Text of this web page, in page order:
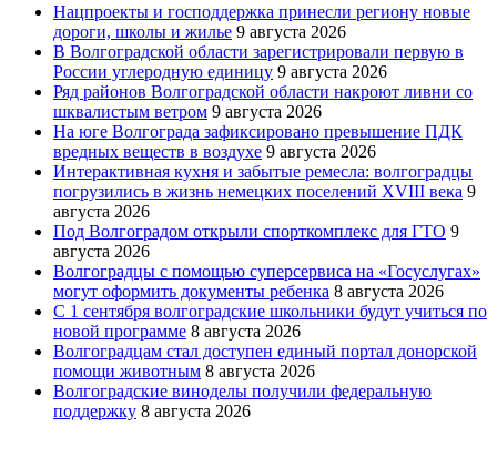
Нацпроекты и господдержка принесли региону новые
дороги, школы и жилье 9 августа 2026
В Волгоградской области зарегистрировали первую в
России углеродную единицу 9 августа 2026
Ряд районов Волгоградской области накроют ливни со
шквалистым ветром 9 августа 2026
На юге Волгограда зафиксировано превышение ПДК
вредных веществ в воздухе 9 августа 2026
Интерактивная кухня и забытые ремесла: волгоградцы
погрузились в жизнь немецких поселений XVIII века 9
августа 2026
Под Волгоградом открыли спорткомплекс для ГТО 9
августа 2026
Волгоградцы с помощью суперсервиса на «Госуслугах»
могут оформить документы ребенка 8 августа 2026
С 1 сентября волгоградские школьники будут учиться по
новой программе 8 августа 2026
Волгоградцам стал доступен единый портал донорской
помощи животным 8 августа 2026
Волгоградские виноделы получили федеральную
поддержку 8 августа 2026